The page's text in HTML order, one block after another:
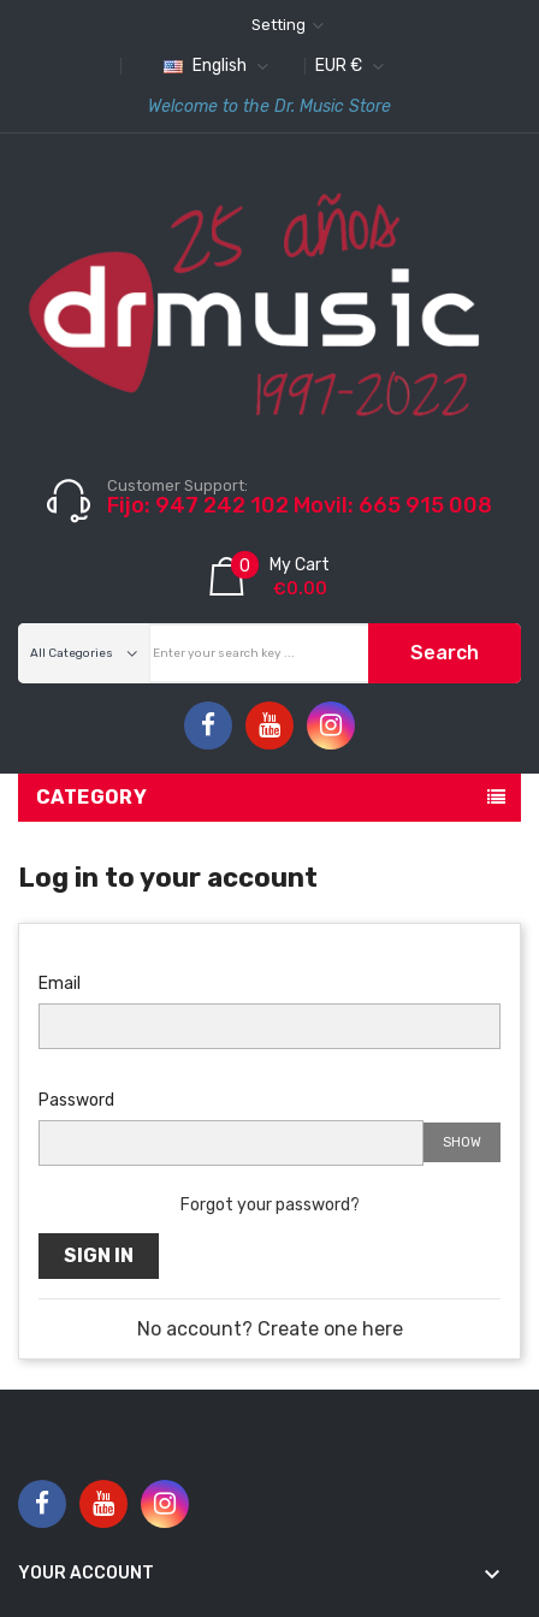
Setting
English
EUR €
Welcome to the Dr. Music Store
Customer Support:
Fijo: 947 242 102 Movil: 665 915 008
My Cart
0
€0.00
Search
CATEGORY
Log in to your account
Email
Password
SHOW
Forgot your password?
SIGN IN
No account? Create one here
YOUR ACCOUNT keyboard_arrow_down